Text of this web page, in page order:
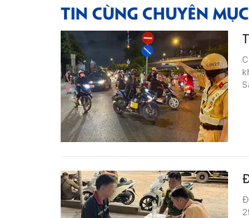
TIN CÙNG CHUYÊN MỤC